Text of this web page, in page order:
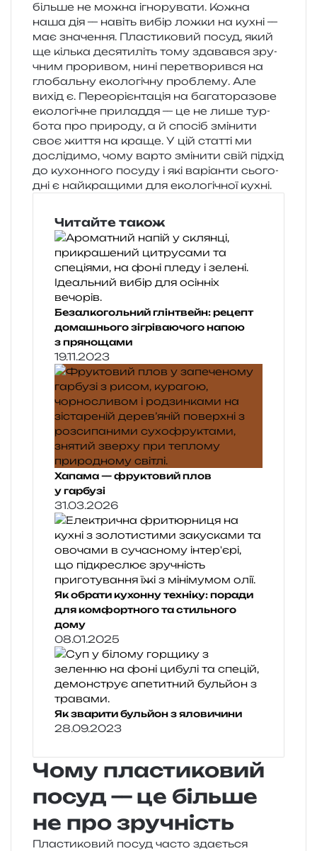
біль­ше не можна ігно­ру­ва­ти. Кожна
наша дія — навіть вибір ложки на кухні —
має зна­че­н­ня. Пластиковий посуд, який
ще кіль­ка деся­ти­літь тому зда­вав­ся зру­
чним про­ри­вом, нині пере­тво­рив­ся на
гло­баль­ну еко­ло­гі­чну про­бле­му. Але
вихід є. Переорієнтація на бага­то­ра­зо­ве
еко­ло­гі­чне при­ла­д­дя — це не лише тур­
бо­та про при­ро­ду, а й спо­сіб змі­ни­ти
своє життя на краще. У цій стат­ті ми
дослі­ди­мо, чому варто змі­ни­ти свій під­хід
до кухон­но­го посу­ду і які варі­ан­ти сьо­го­
дні є най­кра­щи­ми для еко­ло­гі­чної кухні.
Читайте також
Безалкогольний глінтвейн: рецепт
домашнього зігріваючого напою
з прянощами
19.11.2023
Хапама — фруктовий плов
у гарбузі
31.03.2026
Як обрати кухонну техніку: поради
для комфортного та стильного
дому
08.01.2025
Як зварити бульйон з яловичини
28.09.2023
Чому пластиковий
посуд — це більше
не про зручність
Пластиковий посуд часто зда­є­ться